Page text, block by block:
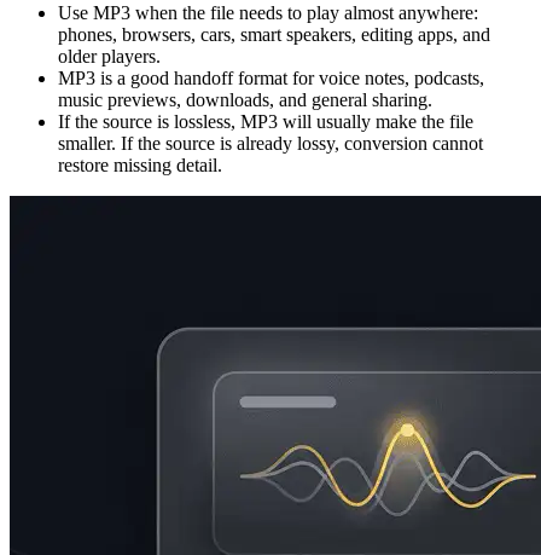
Use MP3 when the file needs to play almost anywhere:
phones, browsers, cars, smart speakers, editing apps, and
older players.
MP3 is a good handoff format for voice notes, podcasts,
music previews, downloads, and general sharing.
If the source is lossless, MP3 will usually make the file
smaller. If the source is already lossy, conversion cannot
restore missing detail.